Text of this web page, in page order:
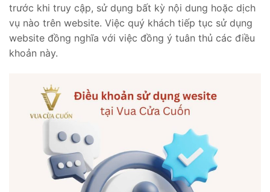
trước khi truy cập, sử dụng bất kỳ nội dung hoặc dịch
vụ nào trên website. Việc quý khách tiếp tục sử dụng
website đồng nghĩa với việc đồng ý tuân thủ các điều
khoản này.